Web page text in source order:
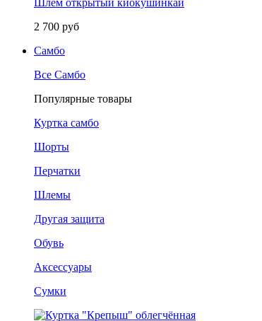
Шлем открытый киокушинкай
2 700 руб
Самбо
Все Самбо
Популярные товары
Куртка самбо
Шорты
Перчатки
Шлемы
Другая защита
Обувь
Аксессуары
Сумки